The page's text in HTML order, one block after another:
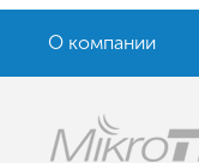
О компании